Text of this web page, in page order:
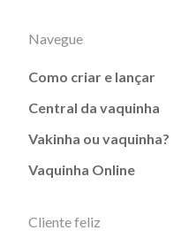
Navegue
Como criar e lançar
Central da vaquinha
Vakinha ou vaquinha?
Vaquinha Online
Cliente feliz